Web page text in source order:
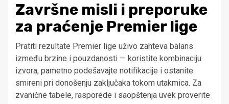
Završne misli i preporuke
za praćenje Premier lige
Pratiti rezultate Premier lige uživo zahteva balans
između brzine i pouzdanosti — koristite kombinaciju
izvora, pametno podešavajte notifikacije i ostanite
smireni pri donošenju zaključaka tokom utakmica. Za
zvanične tabele, rasporede i saopštenja uvek proverite